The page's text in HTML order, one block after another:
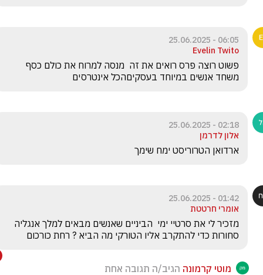
06:05 - 25.06.2025
Evelin Twito
משחד אנשים במיוחד בעסקיםהכל אינטרסים
02:18 - 25.06.2025
אלון לדרמן
ארדואן הטרוריסט ימח שימך
01:42 - 25.06.2025
אומרי חרטטת
סחורות כדי להתקרב אליו הטורקי מה הביא ? רחת כורכום
מוטי קרמונה הגיב/ה תגובה אחת